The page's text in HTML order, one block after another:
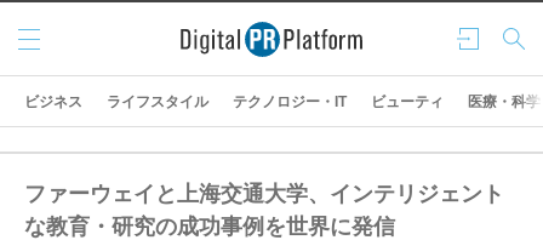
ログ
イン
検索
メニ
ュー
ビジネス ライフスタイル テクノロジー・IT ビューティ 医療・科学
ファーウェイと上海交通大学、インテリジェント
な教育・研究の成功事例を世界に発信